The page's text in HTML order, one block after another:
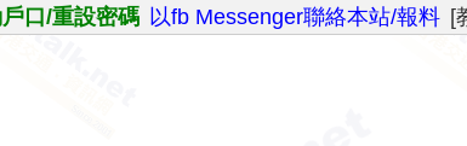
口/重設密碼 以fb Messenger聯絡本站/報料 [